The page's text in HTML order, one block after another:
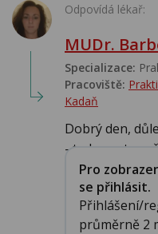
Odpovídá lékař:
MUDr.
Specializace:
Pracoviště:
Kadaň
Dobrý den,
- tedy
Pro
se přihlásit.
Přihlášení/
průměrně 2